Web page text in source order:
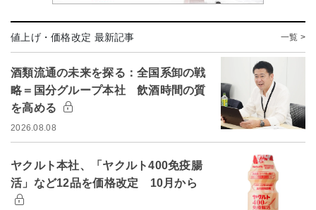
値上げ・価格改定 最新記事 一覧 >
酒類流通の未来を探る：全国系卸の戦
略＝国分グループ本社 飲酒時間の質
を高める
2026.08.08
ヤクルト本社、「ヤクルト400免疫腸
活」など12品を価格改定 10月から